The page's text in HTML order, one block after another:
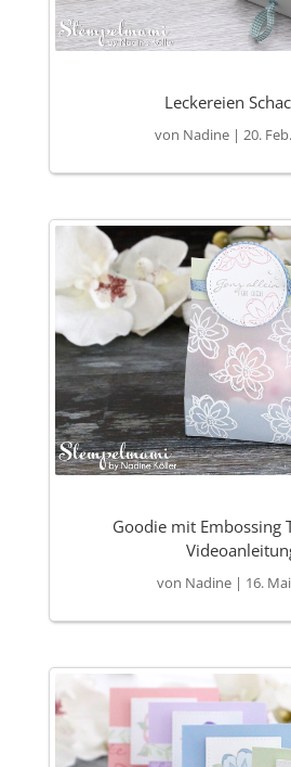
Leckereien
von Nadine |20.
Goodie mit Embossing
von Nadine| 16.